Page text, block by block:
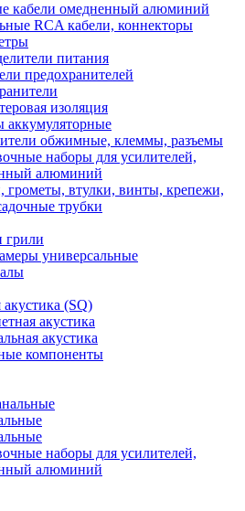
кабели омедненный алюминий
RCA кабели, коннекторы
питания
предохранителей
изоляция
обжимные, клеммы, разъемы
наборы для усилителей,
алюминий
грометы, втулки, винты, крепежи,
трубки
грили
универсальные
акустика (SQ)
акустика
акустика
компоненты
наборы для усилителей,
алюминий